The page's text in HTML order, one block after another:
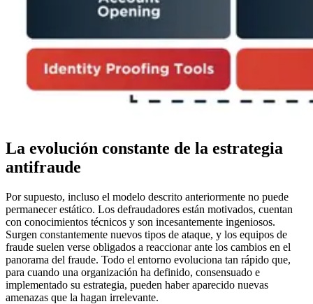
La evolución constante de la estrategia
antifraude
Por supuesto, incluso el modelo descrito anteriormente no puede
permanecer estático. Los defraudadores están motivados, cuentan
con conocimientos técnicos y son incesantemente ingeniosos.
Surgen constantemente nuevos tipos de ataque, y los equipos de
fraude suelen verse obligados a reaccionar ante los cambios en el
panorama del fraude. Todo el entorno evoluciona tan rápido que,
para cuando una organización ha definido, consensuado e
implementado su estrategia, pueden haber aparecido nuevas
amenazas que la hagan irrelevante.